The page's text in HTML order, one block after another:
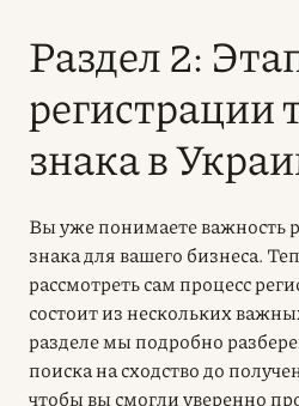
Раздел 2:
регистрации
знака в
Вы уже понимаете важность
знака для вашего бизнеса.
рассмотреть сам процесс
состоит из нескольких
разделе мы подробно
поиска на сходство до
чтобы вы смогли уверенно